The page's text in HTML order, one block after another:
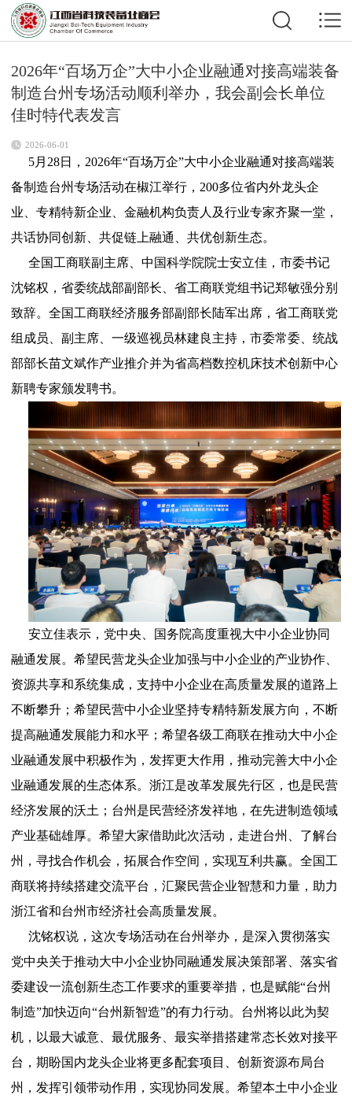
2026年“百场万企”大中小企业融通对接高端装备
制造台州专场活动顺利举办，我会副会长单位
佳时特代表发言
2026-06-01
5月28日，2026年“百场万企”大中小企业融通对接高端装
备制造台州专场活动在椒江举行，200多位省内外龙头企
业、专精特新企业、金融机构负责人及行业专家齐聚一堂，
共话协同创新、共促链上融通、共优创新生态。
全国工商联副主席、中国科学院院士安立佳，市委书记
沈铭权，省委统战部副部长、省工商联党组书记郑敏强分别
致辞。全国工商联经济服务部副部长陆军出席，省工商联党
组成员、副主席、一级巡视员林建良主持，市委常委、统战
部部长苗文斌作产业推介并为省高档数控机床技术创新中心
新聘专家颁发聘书。
安立佳表示，党中央、国务院高度重视大中小企业协同
融通发展。希望民营龙头企业加强与中小企业的产业协作、
资源共享和系统集成，支持中小企业在高质量发展的道路上
不断攀升；希望民营中小企业坚持专精特新发展方向，不断
提高融通发展能力和水平；希望各级工商联在推动大中小企
业融通发展中积极作为，发挥更大作用，推动完善大中小企
业融通发展的生态体系。浙江是改革发展先行区，也是民营
经济发展的沃土；台州是民营经济发祥地，在先进制造领域
产业基础雄厚。希望大家借助此次活动，走进台州、了解台
州，寻找合作机会，拓展合作空间，实现互利共赢。全国工
商联将持续搭建交流平台，汇聚民营企业智慧和力量，助力
浙江省和台州市经济社会高质量发展。
沈铭权说，这次专场活动在台州举办，是深入贯彻落实
党中央关于推动大中小企业协同融通发展决策部署、落实省
委建设一流创新生态工作要求的重要举措，也是赋能“台州
制造”加快迈向“台州新智造”的有力行动。台州将以此为契
机，以最大诚意、最优服务、最实举措搭建常态长效对接平
台，期盼国内龙头企业将更多配套项目、创新资源布局台
州，发挥引领带动作用，实现协同发展。希望本土中小企业